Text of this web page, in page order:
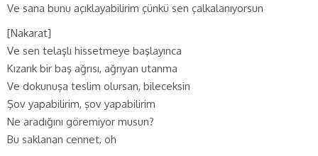
Ve sana bunu açıklayabilirim çünkü sen çalkalanıyorsun
[Nakarat]
Ve sen telaşlı hissetmeye başlayınca
Kızarık bir baş ağrısı, ağrıyan utanma
Ve dokunuşa teslim olursan, bileceksin
Şov yapabilirim, şov yapabilirim
Ne aradığını göremiyor musun?
Bu saklanan cennet, oh